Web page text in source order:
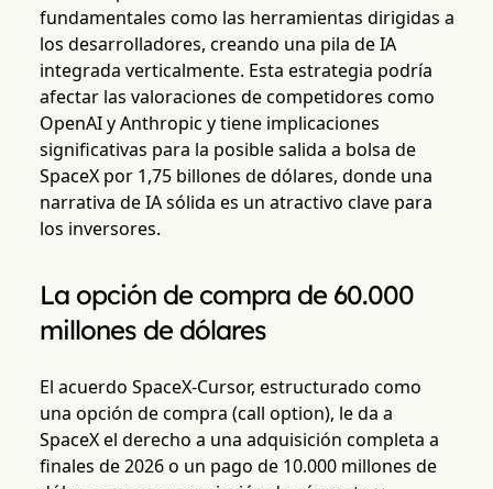
fundamentales como las herramientas dirigidas a
los desarrolladores, creando una pila de IA
integrada verticalmente. Esta estrategia podría
afectar las valoraciones de competidores como
OpenAI y Anthropic y tiene implicaciones
significativas para la posible salida a bolsa de
SpaceX por 1,75 billones de dólares, donde una
narrativa de IA sólida es un atractivo clave para
los inversores.
La opción de compra de 60.000
millones de dólares
El acuerdo SpaceX-Cursor, estructurado como
una opción de compra (call option), le da a
SpaceX el derecho a una adquisición completa a
finales de 2026 o un pago de 10.000 millones de